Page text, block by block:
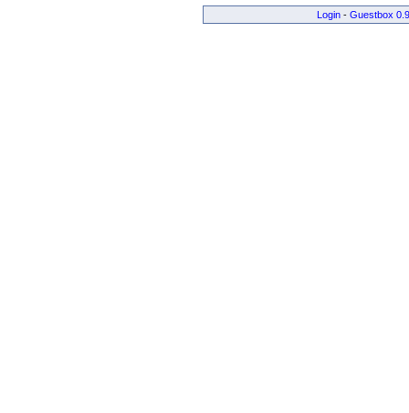
Login- Guestbox